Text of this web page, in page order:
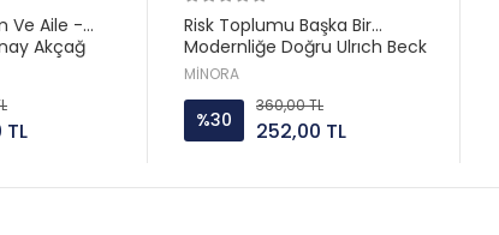
Ve Aile -
Akçağ
TL
Risk Toplumu Başka Bir
Modernliğe Doğru Ulrıch Beck
Minotor
MİNORA
%30
360,00 TL
252,00 TL